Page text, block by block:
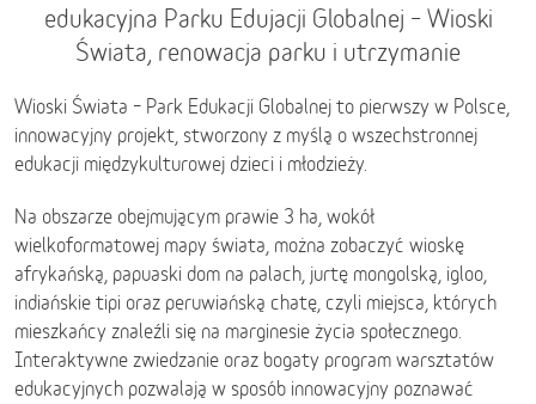
edukacyjna Parku Edujacji Globalnej – Wioski
Świata, renowacja parku i utrzymanie
Wioski Świata – Park Edukacji Globalnej to pierwszy w Polsce,
innowacyjny projekt, stworzony z myślą o wszechstronnej
edukacji międzykulturowej dzieci i młodzieży.
Na obszarze obejmującym prawie 3 ha, wokół
wielkoformatowej mapy świata, można zobaczyć wioskę
afrykańską, papuaski dom na palach, jurtę mongolską, igloo,
indiańskie tipi oraz peruwiańską chatę, czyli miejsca, których
mieszkańcy znaleźli się na marginesie życia społecznego.
Interaktywne zwiedzanie oraz bogaty program warsztatów
edukacyjnych pozwalają w sposób innowacyjny poznawać